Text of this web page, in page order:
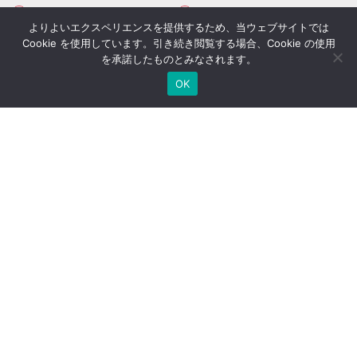
Official Blog
お客様へのお手紙
季刊 humanletter
弊社が関わった書籍
よりよいエクスペリエンスを提供するため、当ウェブサイトでは
Cookie を使用しています。引き続き閲覧する場合、Cookie の使用
を承諾したものとみなされます。
OK